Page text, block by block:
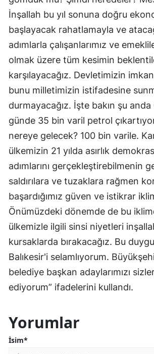
İnşallah bu yıl sonuna doğru
başlayacak rahatlamayla ve
adımlarla çalışanlarımız ve
olmak üzere tüm kesimin
karşılayacağız. Devletimizin
bunu milletimizin istifadesine
durmayacağız. İşte bakın şu
günde 35 bin varil petrol
nereye gelecek? 100 bin varile.
ülkemizin 21 yılda asırlık
adımlarını gerçekleştirebilmenin
saldırılara ve tuzaklara rağmen
başardığımız güven ve istikrar
Önümüzdeki dönemde de bu
ülkemizle ilgili sinsi niyetleri
kursaklarda bırakacağız. Bu
Balıkesir'i selamlıyorum.
belediye başkan adaylarımızı
ediyorum” ifadelerini kullandı.
Yorumlar
İsim*